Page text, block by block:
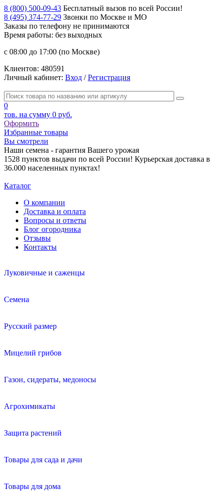
8 (800) 500-09-43 Бесплатный вызов по всей России!
8 (495) 374-77-29 Звонки по Москве и МО
Заказы по телефону не принимаются
Время работы: без выходных
с 08:00 до 17:00 (по Москве)
Клиентов: 480591
Личный кабинет: Вход /Регистрация
0
тов. на сумму 0 руб.
Оформить
Избранные товары
Вы смотрели
Наши семена - гарантия Вашего урожая
1528 пунктов выдачи по всей России! Курьерская доставка в
36.000 населенных пунктах!
Каталог
О компании
Доставка и оплата
Вопросы и ответы
Блог огородника
Отзывы
Контакты
Луковичные и саженцы
Семена
Русский размер
Мицелий грибов
Газон, сидераты, медоносы
Агрохимикаты
Защита растений
Товары для сада и дачи
Товары для дома